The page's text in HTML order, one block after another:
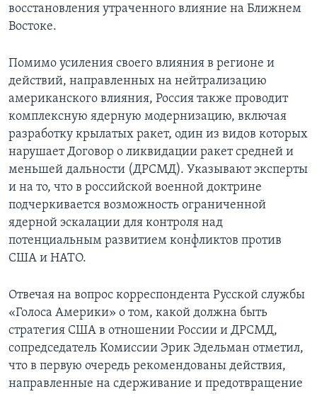
восстановления утраченного влияние на Ближнем
Востоке.
Помимо усиления своего влияния в регионе и
действий, направленных на нейтрализацию
американского влияния, Россия также проводит
комплексную ядерную модернизацию, включая
разработку крылатых ракет, один из видов которых
нарушает Договор о ликвидации ракет средней и
меньшей дальности (ДРСМД). Указывают эксперты
и на то, что в российской военной доктрине
подчеркивается возможность ограниченной
ядерной эскалации для контроля над
потенциальным развитием конфликтов против
США и НАТО.
Отвечая на вопрос корреспондента Русской службы
«Голоса Америки» о том, какой должна быть
стратегия США в отношении России и ДРСМД,
сопредседатель Комиссии Эрик Эдельман отметил,
что в первую очередь рекомендованы действия,
направленные на сдерживание и предотвращение